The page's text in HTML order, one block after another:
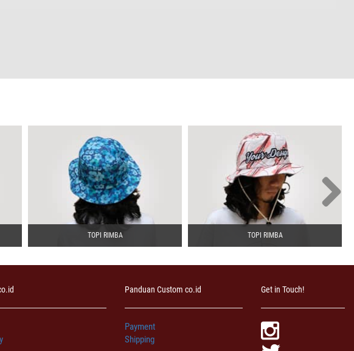
TOPI RIMBA TOPI RIMBA
Panduan Custom co.id
Payment
Shipping
Get in Touch!